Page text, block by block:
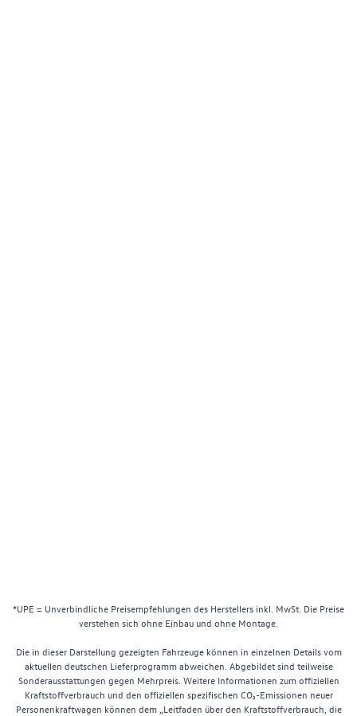
*UPE = Unverbindliche Preisempfehlungen des Herstellers inkl. MwSt. Die Preise
verstehen sich ohne Einbau und ohne Montage.
Die in dieser Darstellung gezeigten Fahrzeuge können in einzelnen Details vom
aktuellen deutschen Lieferprogramm abweichen. Abgebildet sind teilweise
Sonderausstattungen gegen Mehrpreis. Weitere Informationen zum offiziellen
Kraftstoffverbrauch und den offiziellen spezifischen CO₂-Emissionen neuer
Personenkraftwagen können dem „Leitfaden über den Kraftstoffverbrauch, die